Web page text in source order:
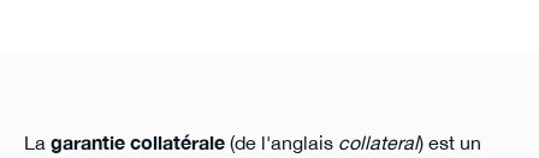
La garantie collatérale(de l'anglais collateral) est un